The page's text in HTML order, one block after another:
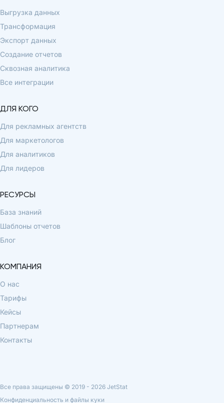
Выгрузка данных
Трансформация
Экспорт данных
Создание отчетов
Сквозная аналитика
Все интеграции
ДЛЯ КОГО
Для рекламных агентств
Для маркетологов
Для аналитиков
Для лидеров
РЕСУРСЫ
База знаний
Шаблоны отчетов
Блог
КОМПАНИЯ
О нас
Тарифы
Кейсы
Партнерам
Контакты
Все права защищены © 2019 - 2026 JetStat
Конфиденциальность и файлы куки